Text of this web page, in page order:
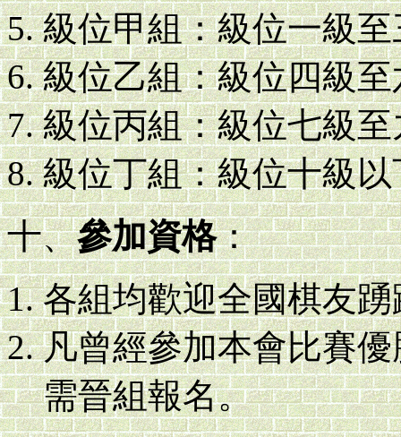
級位甲組：級位一級
級位乙組：級位四級
級位丙組：級位七級
級位丁組：級位十級
十、參加資格：
各組均歡迎全國棋友
凡曾經參加本會比賽
需晉組報名。